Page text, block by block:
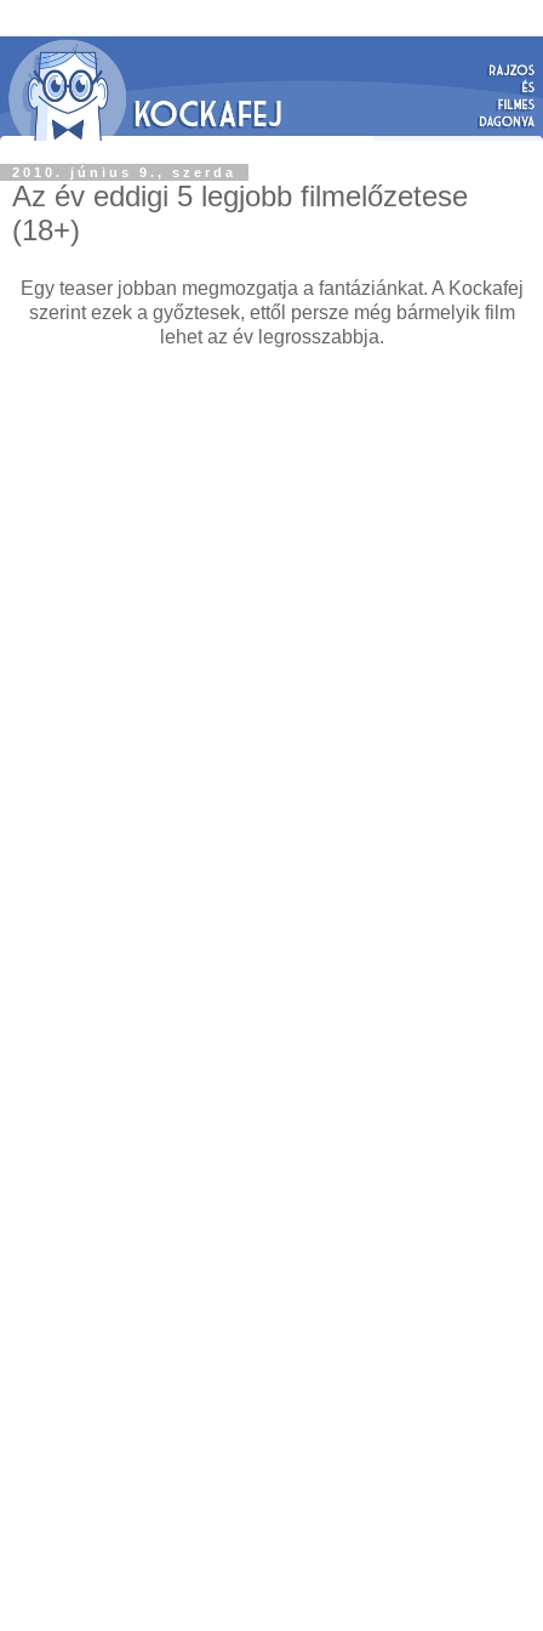
2010. június 9., szerda
Az év eddigi 5 legjobb filmelőzetese
(18+)
Egy teaser jobban megmozgatja a fantáziánkat. A Kockafej
szerint ezek a győztesek, ettől persze még bármelyik film
lehet az év legrosszabbja.